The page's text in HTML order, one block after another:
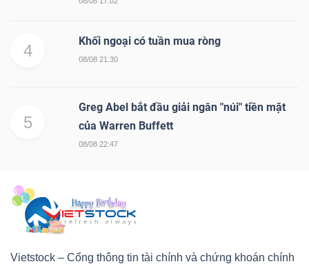
4
Khối ngoại có tuần mua ròng
08/08 21:30
5
Greg Abel bắt đầu giải ngân "núi" tiền mặt
của Warren Buffett
08/08 22:47
Vietstock – Cổng thông tin tài chính và chứng khoán chính